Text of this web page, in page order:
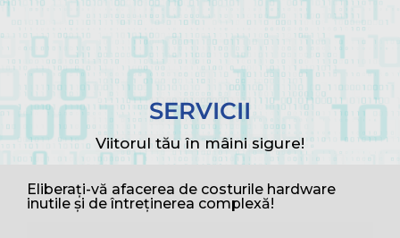
SERVICII
Viitorul tău în mâini sigure!
Eliberați-vă afacerea de costurile hardware
inutile și de întreținerea complexă!